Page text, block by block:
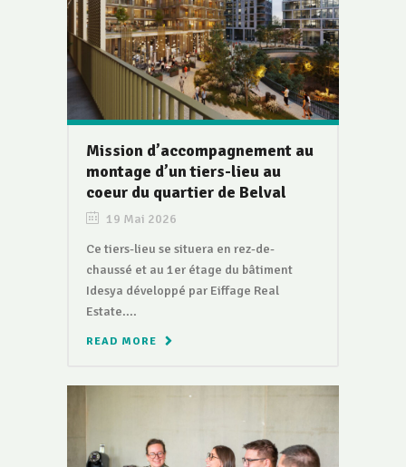
Mission d’accompagnement au
montage d’un tiers-lieu au
coeur du quartier de Belval
19 Mai 2026
Ce tiers-lieu se situera en rez-de-
chaussé et au 1er étage du bâtiment
Idesya développé par Eiffage Real
Estate....
READ MORE